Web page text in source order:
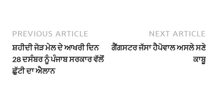
PREVIOUS ARTICLE
ਸ਼ਹੀਦੀ ਜੋੜ ਮੇਲ ਦੇ ਆਖਰੀ ਦਿਨ
28 ਦਸੰਬਰ ਨੂੰ ਪੰਜਾਬ ਸਰਕਾਰ ਵੱਲੋਂ
ਛੁੱਟੀ ਦਾ ਐਲਾਨ
NEXT ARTICLE
ਗੈਂਗਸਟਰ ਜੱਸਾ ਹੈਪੋਵਾਲ ਅਸਲੇ ਸਣੇ
ਕਾਬੂ